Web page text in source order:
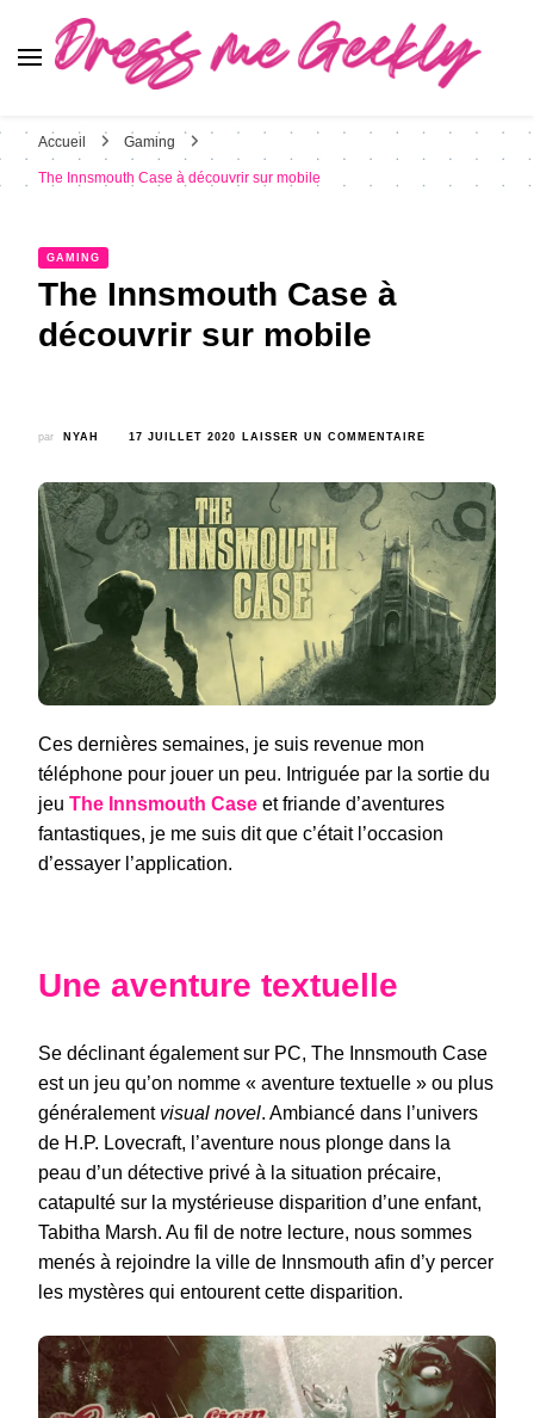
Accueil Gaming
The Innsmouth Case à découvrir sur mobile
GAMING
The Innsmouth Case à
découvrir sur mobile
par NYAH 17 JUILLET 2020 LAISSER UN COMMENTAIRE
CASE
DÉCOUVRIR
SUR
MOBILE
Ces dernières semaines, je suis revenue mon
téléphone pour jouer un peu. Intriguée par la sortie du
jeu The Innsmouth Case et friande d’aventures
fantastiques, je me suis dit que c’était l’occasion
d’essayer l’application.
Une aventure textuelle
Se déclinant également sur PC, The Innsmouth Case
est un jeu qu’on nomme « aventure textuelle » ou plus
généralement visual novel. Ambiancé dans l’univers
de H.P. Lovecraft, l’aventure nous plonge dans la
peau d’un détective privé à la situation précaire,
catapulté sur la mystérieuse disparition d’une enfant,
Tabitha Marsh. Au fil de notre lecture, nous sommes
menés à rejoindre la ville de Innsmouth afin d’y percer
les mystères qui entourent cette disparition.